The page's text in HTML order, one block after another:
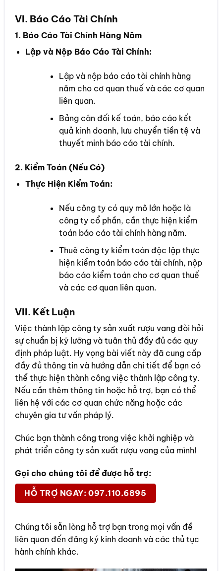
VI. Báo Cáo Tài Chính
1. Báo Cáo Tài Chính Hàng Năm
Lập và Nộp Báo Cáo Tài Chính:
Lập và nộp báo cáo tài chính hàng
năm cho cơ quan thuế và các cơ quan
liên quan.
Bảng cân đối kế toán, báo cáo kết
quả kinh doanh, lưu chuyển tiền tệ và
thuyết minh báo cáo tài chính.
2. Kiểm Toán (Nếu Có)
Thực Hiện Kiểm Toán:
Nếu công ty có quy mô lớn hoặc là
công ty cổ phần, cần thực hiện kiểm
toán báo cáo tài chính hàng năm.
Thuê công ty kiểm toán độc lập thực
hiện kiểm toán báo cáo tài chính, nộp
báo cáo kiểm toán cho cơ quan thuế
và các cơ quan liên quan.
VII. Kết Luận
Việc thành lập công ty sản xuất rượu vang đòi hỏi
sự chuẩn bị kỹ lưỡng và tuân thủ đầy đủ các quy
định pháp luật. Hy vọng bài viết này đã cung cấp
đầy đủ thông tin và hướng dẫn chi tiết để bạn có
thể thực hiện thành công việc thành lập công ty.
Nếu cần thêm thông tin hoặc hỗ trợ, bạn có thể
liên hệ với các cơ quan chức năng hoặc các
chuyên gia tư vấn pháp lý.
Chúc bạn thành công trong việc khởi nghiệp và
phát triển công ty sản xuất rượu vang của mình!
Gọi cho chúng tôi để được hỗ trợ:
HỖ TRỢ NGAY: 097.110.6895
Chúng tôi sẵn lòng hỗ trợ bạn trong mọi vấn đề
liên quan đến đăng ký kinh doanh và các thủ tục
hành chính khác.